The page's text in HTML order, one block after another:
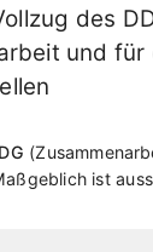
des
und
ist